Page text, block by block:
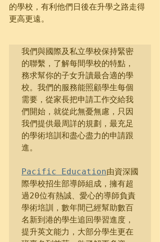
的學校，有利他們日後在升學之路走得
更高更遠。
我們與國際及私立學校保持緊密
的聯繫，了解每間學校的特點，
務求幫你的子女升讀最合適的學
校。我們的服務能照顧學生每個
需要，從家長把申請工作交給我
們開始，就從此無憂無慮，只因
我們提供最周詳的規劃，最充足
的學術培訓和盡心盡力的申請跟
進。
Pacific Education由資深國
際學校招生部導師組成，擁有超
過20位有熱誠、愛心的導師負責
學術培訓，數年間已經幫助數百
名新到港的學生追回學習進度，
提升英文能力，大部分學生更在